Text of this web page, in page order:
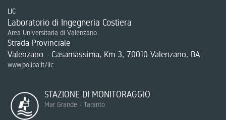
LIC
Laboratorio di Ingegneria Costiera
Area Universitaria di Valenzano
Strada Provinciale
Valenzano - Casamassima, Km 3, 70010 Valenzano, BA
www.poliba.it/lic
STAZIONE DI MONITORAGGIO
Mar Grande - Taranto